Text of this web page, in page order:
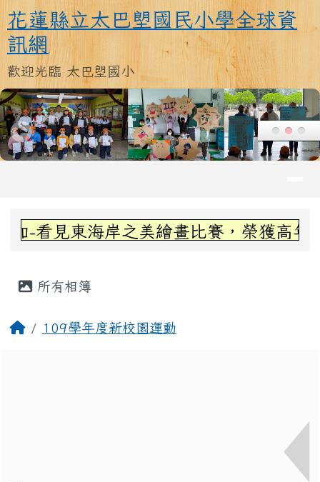
跳至主內容區
花蓮縣立太巴塱國民小學全球資訊
花蓮縣立太巴塱國民小學全球資
訊網
歡迎光臨 太巴塱國小
上中區域內容
海岸之美繪畫比賽，榮獲高年級組第三
所有相簿
回首頁109學年度新校園運動